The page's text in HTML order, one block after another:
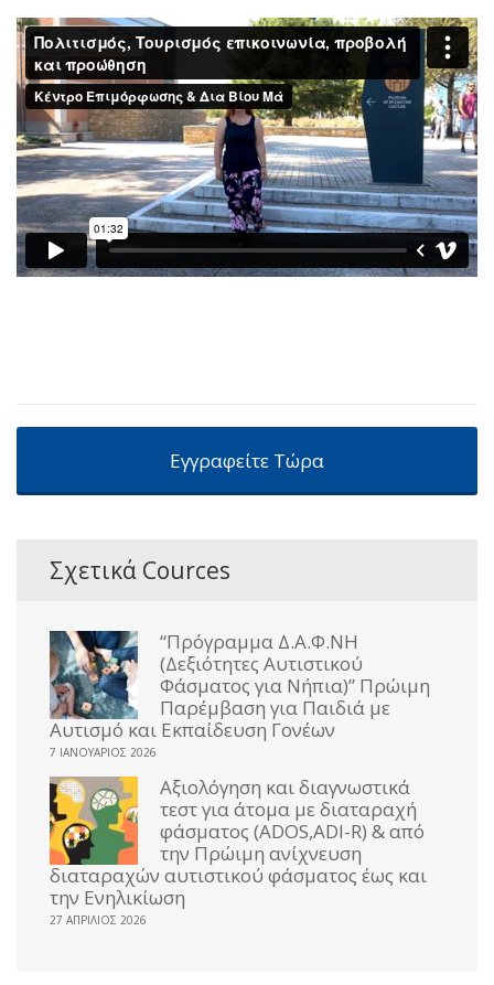
Εγγραφείτε Τώρα
Σχετικά Cources
“Πρόγραμμα Δ.Α.Φ.ΝΗ
(Δεξιότητες Αυτιστικού
Φάσματος για Νήπια)” Πρώιμη
Παρέμβαση για Παιδιά με
Αυτισμό και Εκπαίδευση Γονέων
7 ΙΑΝΟΥΆΡΙΟΣ 2026
Αξιολόγηση και διαγνωστικά
τεστ για άτομα με διαταραχή
φάσματος (ADOS,ADI-R) & από
την Πρώιμη ανίχνευση
διαταραχών αυτιστικού φάσματος έως και
την Ενηλικίωση
27 ΑΠΡΊΛΙΟΣ 2026